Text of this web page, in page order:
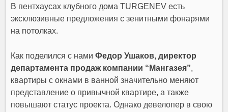
В пентхаусах клубного дома TURGENEV есть
эксклюзивные предложения с зенитными фонарями
на потолках.
Как поделился с намиФедор Ушаков, директор
департамента продаж компании “Мангазея”,
квартиры с окнами в ванной значительно меняют
представление о привычной квартире, а также
повышают статус проекта. Однако девелопер в свою